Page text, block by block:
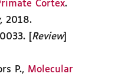
Cortex.
, 2018.
[ Review]
P., Molecular